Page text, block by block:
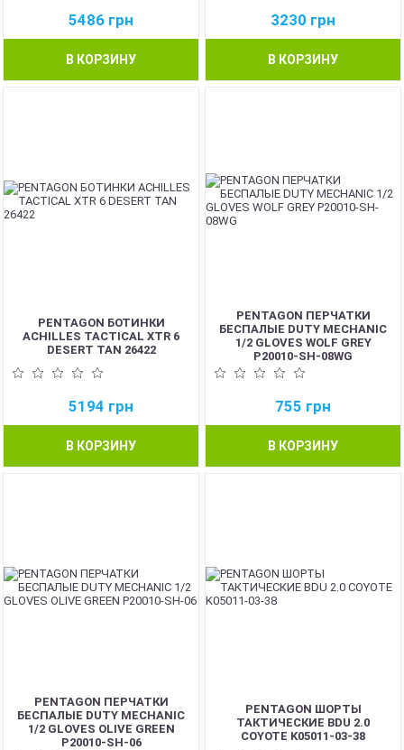
5486 грн
В КОРЗИНУ
3230 грн
В КОРЗИНУ
PENTAGON БОТИНКИ
ACHILLES TACTICAL XTR 6
DESERT TAN 26422
5194 грн
В КОРЗИНУ
PENTAGON ПЕРЧАТКИ
БЕСПАЛЫЕ DUTY MECHANIC
1/2 GLOVES WOLF GREY
P20010-SH-08WG
755 грн
В КОРЗИНУ
PENTAGON ПЕРЧАТКИ
БЕСПАЛЫЕ DUTY MECHANIC
1/2 GLOVES OLIVE GREEN
P20010-SH-06
PENTAGON ШОРТЫ
ТАКТИЧЕСКИЕ BDU 2.0
COYOTE K05011-03-38